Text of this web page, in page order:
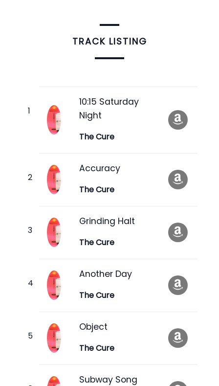
TRACK LISTING
10:15 Saturday
Night
The Cure
Accuracy
The Cure
Grinding Halt
The Cure
Another Day
The Cure
Object
The Cure
Subway Song